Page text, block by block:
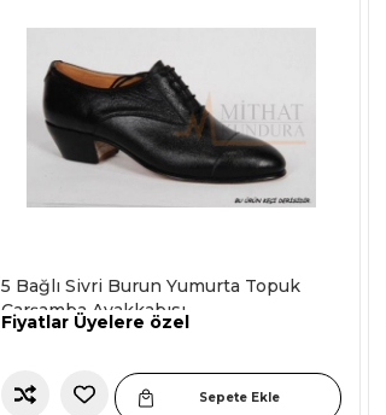
5 Bağlı Sivri Burun Yumurta Topuk
Çarşamba Ayakkabısı
Fiyatlar Üyelere özel
Sepete Ekle